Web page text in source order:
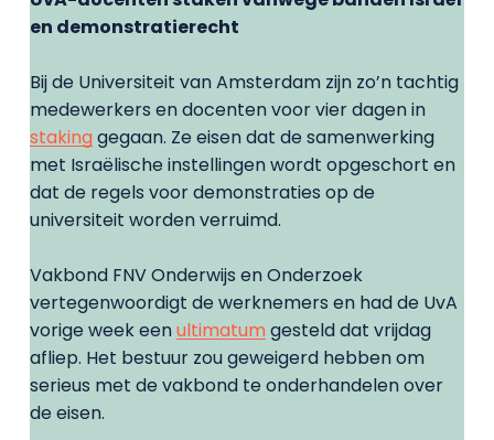
en demonstratierecht
Bij de Universiteit van Amsterdam zijn zo’n tachtig
medewerkers en docenten voor vier dagen in
staking gegaan. Ze eisen dat de samenwerking
met Israëlische instellingen wordt opgeschort en
dat de regels voor demonstraties op de
universiteit worden verruimd.
Vakbond FNV Onderwijs en Onderzoek
vertegenwoordigt de werknemers en had de UvA
vorige week eenultimatum gesteld dat vrijdag
afliep. Het bestuur zou geweigerd hebben om
serieus met de vakbond te onderhandelen over
de eisen.